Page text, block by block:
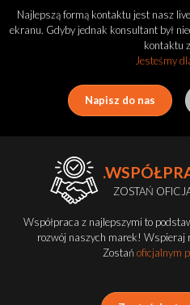
Najlepszą formą kontaktu jest nasz
ekranu. Gdyby jednak konsultant był
kontaktu
Jesteśmy
Napisz do nas
ZOSTAŃ
Współpraca z najlepszymi to
rozwój naszych marek! Wspieraj
Zostańoficjalnym